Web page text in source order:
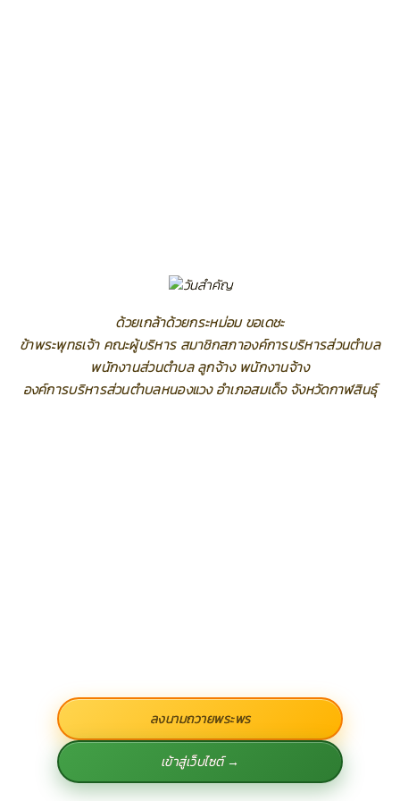
ด้วยเกล้าด้วยกระหม่อม ขอเดชะ
ข้าพระพุทธเจ้า คณะผู้บริหาร สมาชิกสภาองค์การบริหารส่วนตำบล
พนักงานส่วนตำบล ลูกจ้าง พนักงานจ้าง
องค์การบริหารส่วนตำบลหนองแวง อำเภอสมเด็จ จังหวัดกาฬสินธุ์
ลงนามถวายพระพร
เข้าสู่เว็บไซต์ →